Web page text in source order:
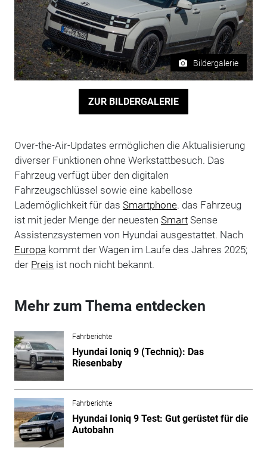
Bildergalerie
ZUR BILDERGALERIE
Over-the-Air-Updates ermöglichen die Aktualisierung
diverser Funktionen ohne Werkstattbesuch. Das
Fahrzeug verfügt über den digitalen
Fahrzeugschlüssel sowie eine kabellose
Lademöglichkeit für das Smartphone. das Fahrzeug
ist mit jeder Menge der neuesten SmartSense
Assistenzsystemen von Hyundai ausgestattet. Nach
Europa kommt der Wagen im Laufe des Jahres 2025;
der Preis ist noch nicht bekannt.
Mehr zum Thema entdecken
Fahrberichte
Hyundai Ioniq 9 (Techniq): Das
Riesenbaby
Fahrberichte
Hyundai Ioniq 9 Test: Gut gerüstet für die
Autobahn